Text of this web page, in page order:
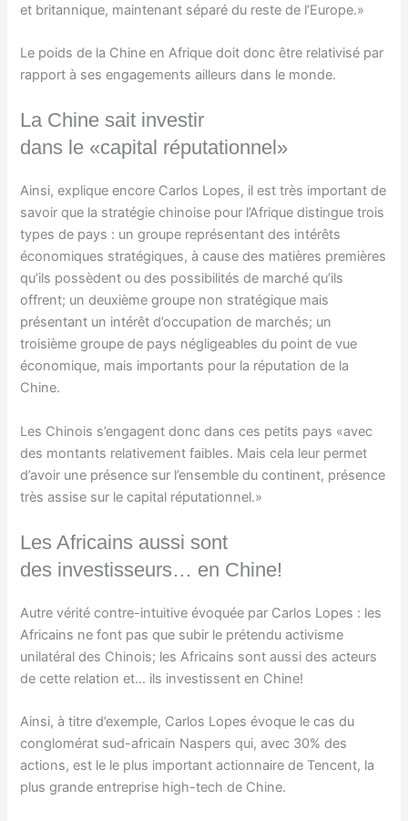
et britannique, maintenant séparé du reste de l’Europe.»
Le poids de la Chine en Afrique doit donc être relativisé par
rapport à ses engagements ailleurs dans le monde.
La Chine sait investir
dans le «capital réputationnel»
Ainsi, explique encore Carlos Lopes, il est très important de
savoir que la stratégie chinoise pour l’Afrique distingue trois
types de pays : un groupe représentant des intérêts
économiques stratégiques, à cause des matières premières
qu’ils possèdent ou des possibilités de marché qu’ils
offrent; un deuxième groupe non stratégique mais
présentant un intérêt d’occupation de marchés; un
troisième groupe de pays négligeables du point de vue
économique, mais importants pour la réputation de la
Chine.
Les Chinois s’engagent donc dans ces petits pays «avec
des montants relativement faibles. Mais cela leur permet
d’avoir une présence sur l’ensemble du continent, présence
très assise sur le capital réputationnel.»
Les Africains aussi sont
des investisseurs… en Chine!
Autre vérité contre-intuitive évoquée par Carlos Lopes : les
Africains ne font pas que subir le prétendu activisme
unilatéral des Chinois; les Africains sont aussi des acteurs
de cette relation et… ils investissent en Chine!
Ainsi, à titre d’exemple, Carlos Lopes évoque le cas du
conglomérat sud-africain Naspers qui, avec 30% des
actions, est le le plus important actionnaire de Tencent, la
plus grande entreprise high-tech de Chine.